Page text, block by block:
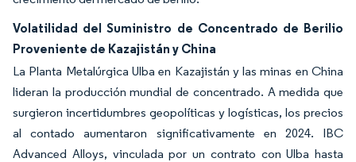
Volatilidad del Suministro de Concentrado de Berilio
Proveniente de Kazajistán y China
La Planta Metalúrgica Ulba en Kazajistán y las minas en China
lideran la producción mundial de concentrado. A medida que
surgieron incertidumbres geopolíticas y logísticas, los precios
al contado aumentaron significativamente en 2024. IBC
Advanced Alloys, vinculada por un contrato con Ulba hasta